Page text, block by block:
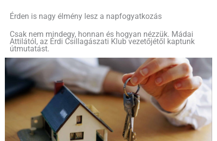
Érden is nagy élmény lesz a napfogyatkozás
Csak nem mindegy, honnan és hogyan nézzük. Mádai
Attilától, az Érdi Csillagászati Klub vezetőjétől kaptunk
útmutatást.